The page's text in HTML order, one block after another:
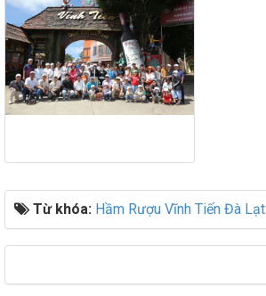
Từ khóa: Hầm Rượu Vĩnh Tiến Đà Lạt